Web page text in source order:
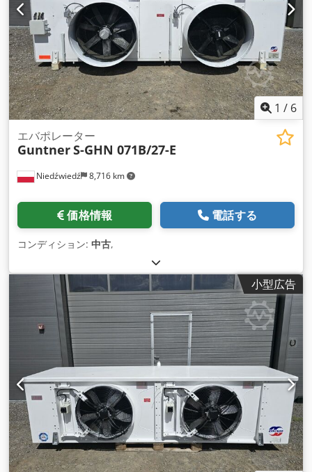
1 / 6
Niedźwiedź 8,716 km
エバポレーター
GuntnerS-GHN 071B/27-E
価格情報 電話する
コンディション: 中古,
小型広告